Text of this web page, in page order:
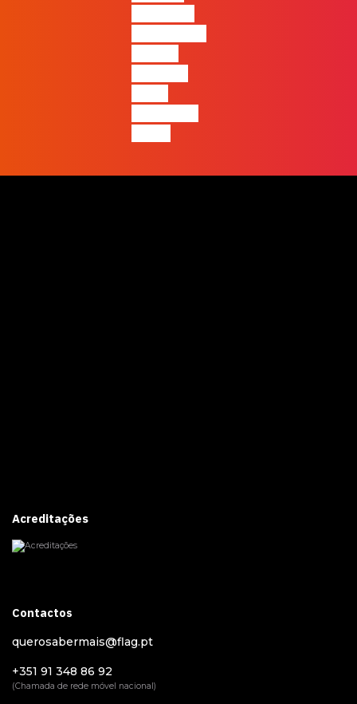
Acreditações
Contactos
querosabermais@flag.pt
+351 91 348 86 92
(Chamada de rede móvel nacional)